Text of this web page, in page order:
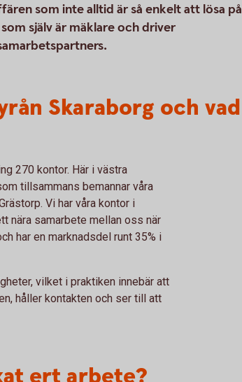
som inte alltid är så enkelt att lösa på
själv är mäklare och driver
Skaraborg och vad
270 kontor. Här i västra
tillsammans bemannar våra
Vi har våra kontor i
nära samarbete mellan oss när
har en marknadsdel runt 35% i
vilket i praktiken innebär att
håller kontakten och ser till att